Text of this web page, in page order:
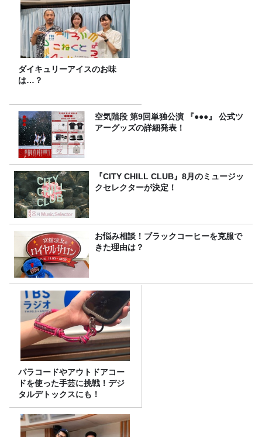
ダイキュリーアイスのお味
は…？
空気階段 第9回単独公演 『●●●』 公式ツ
アーグッズの詳細発表！
『CITY CHILL CLUB』8月のミュージッ
クセレクターが決定！
お悩み相談！ブラックコーヒーを克服で
きた理由は？
パラコードやアウトドアコー
ドを使った手芸に挑戦！デジ
タルデトックスにも！